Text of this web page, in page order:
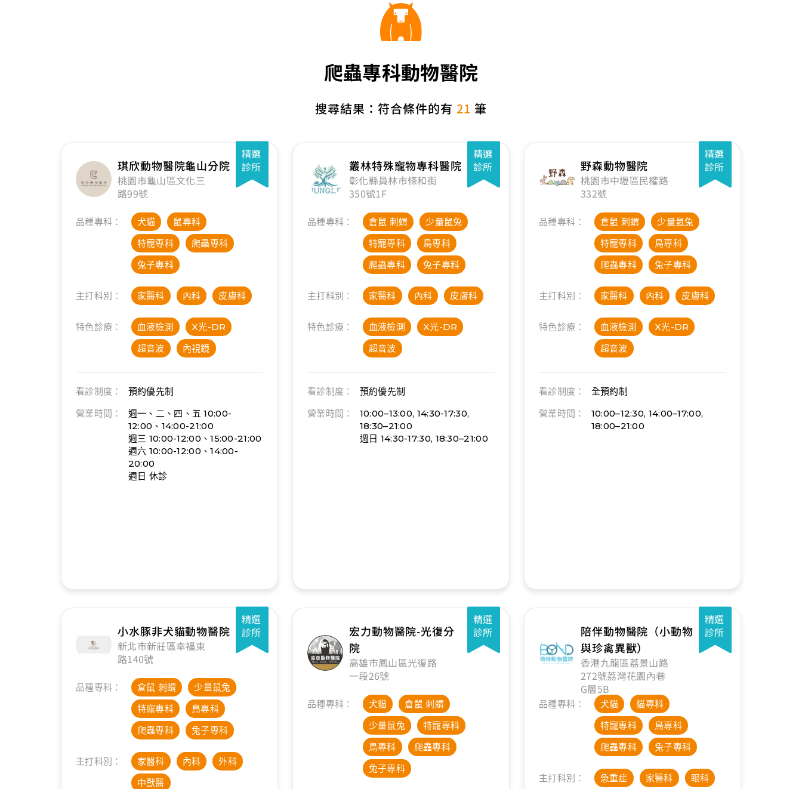
爬蟲專科動物醫院
搜尋結果：符合條件的有 21 筆
精選
診所
琪欣動物醫院龜山分院
桃園市龜山區文化三
路99號
品種專科： 犬貓
鼠專科
特寵專科
爬蟲專科
兔子專科
主打科別： 家醫科 內科 皮膚科
特色診療： 血液檢測
X光-DR
超音波
內視鏡
看診制度：
預約優先制
營業時間：
週一、二、四、五 10:00-
12:00、14:00-21:00
週三 10:00-12:00、15:00-21:00
週六 10:00-12:00、14:00-
20:00
週日 休診
精選
診所
叢林特殊寵物專科醫院
彰化縣員林市條和街
350號1F
品種專科： 倉鼠 刺蝟
少量鼠兔
特寵專科
鳥專科
爬蟲專科
兔子專科
主打科別： 家醫科 內科 皮膚科
特色診療： 血液檢測
X光-DR
超音波
看診制度：
預約優先制
營業時間：
10:00–13:00, 14:30-17:30,
18:30–21:00
週日 14:30-17:30, 18:30–21:00
精選
診所
野森動物醫院
桃園市中壢區民權路
332號
品種專科： 倉鼠 刺蝟
少量鼠兔
特寵專科
鳥專科
爬蟲專科
兔子專科
主打科別： 家醫科 內科 皮膚科
特色診療： 血液檢測
X光-DR
超音波
看診制度：
全預約制
營業時間：
10:00–12:30, 14:00–17:00,
18:00–21:00
精選
診所
小水豚非犬貓動物醫院
新北市新莊區幸福東
路140號
品種專科： 倉鼠 刺蝟
少量鼠兔
特寵專科
鳥專科
爬蟲專科
兔子專科
主打科別： 家醫科 內科
外科
中獸醫
精選
診所
宏力動物醫院-光復分
院
高雄市鳳山區光復路
一段26號
品種專科： 犬貓
倉鼠 刺蝟
少量鼠兔
特寵專科
鳥專科
爬蟲專科
兔子專科
精選
診所
陪伴動物醫院（小動物
與珍禽異獸）
香港九龍區荔景山路
272號荔灣花園內巷
G層5B
品種專科： 犬貓
貓專科
特寵專科
鳥專科
爬蟲專科
兔子專科
主打科別： 急重症 家醫科 眼科